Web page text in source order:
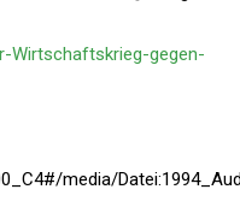
Wirtschaftskrieg-gegen-
media/